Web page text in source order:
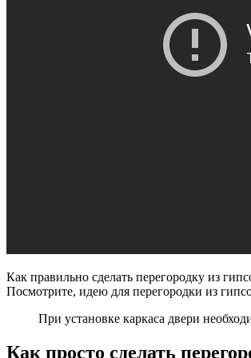
Как правильно сделать перегородку из
Посмотрите, идею для перегородки из
При установке каркаса двери
Как просто сделать